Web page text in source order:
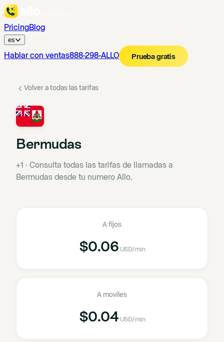
PricingBlog
es
Hablar con ventas888-298-ALLO Prueba gratis
Volver a todas las tarifas
Bermudas
+1 · Consulta todas las tarifas de llamadas a
Bermudas desde tu numero Allo.
A fijos
$0.06 USD/min
A moviles
$0.04 USD/min